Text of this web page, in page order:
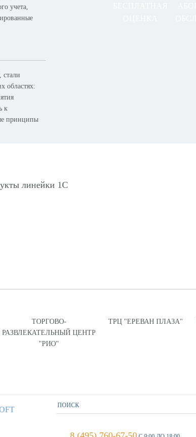
учета,
областях:
к
принципы
линейки 1С
ТОРГОВО-
РАЗВЛЕКАТЕЛЬНЫЙ ЦЕНТР
"РИО"
ТРЦ "ЕРЕВАН ПЛАЗА"